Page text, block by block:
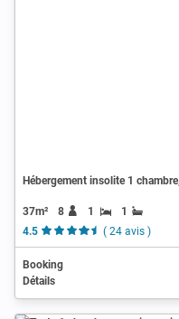
Hébergement insolite 1
37m² 8 1
1
4.5
( 24 avis )
Booking
Détails